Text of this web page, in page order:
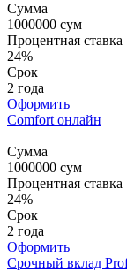
Сумма
1000000 сум
Процентная ставка
24%
Срок
2 года
Оформить
Comfort онлайн
Сумма
1000000 сум
Процентная ставка
24%
Срок
2 года
Оформить
Срочный вклад